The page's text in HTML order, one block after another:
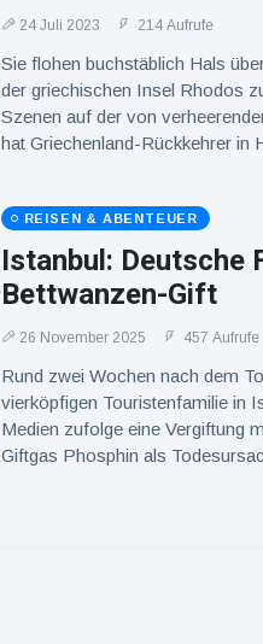
24 Juli 2023 214 Aufrufe
Sie flohen buchstäblich Hals
der griechischen Insel Rhodos
Szenen auf der von
hat Griechenland-Rückkehrer in
REISEN & ABENTEUER
Istanbul: Deutsche
Bettwanzen-Gift
26 November 2025 457 Aufrufe
Rund zwei Wochen nach dem
vierköpfigen Touristenfamilie in
Medien zufolge eine Vergiftung
Giftgas Phosphin als